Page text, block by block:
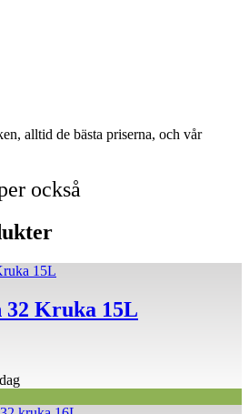
alltid de bästa priserna, och vår
också
32 Kruka 15L